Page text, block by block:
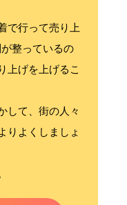
で行って売り上
整っているの
上げを上げるこ
して、街の人々
りよくしましょ